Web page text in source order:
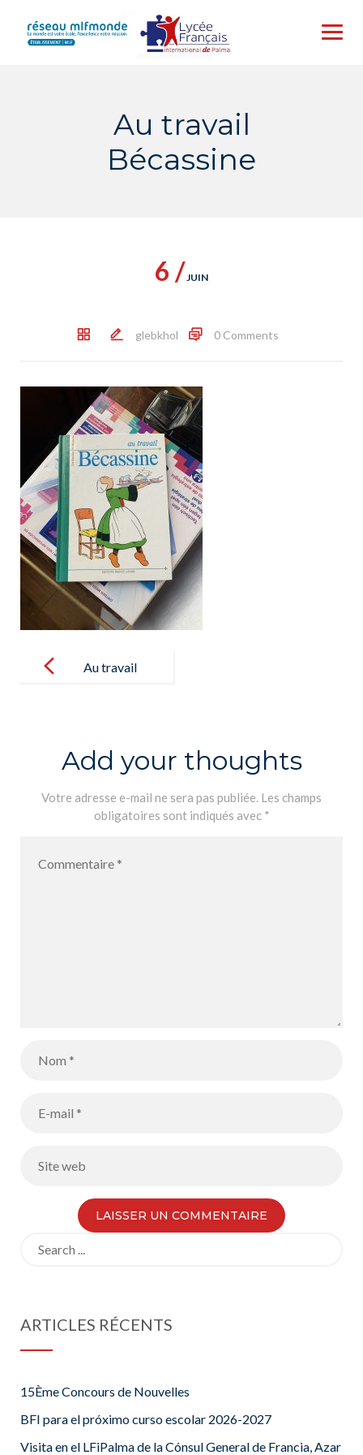
content
Au travail
Bécassine
6 /JUIN
glebkhol 0 Comments
navigation
Au travail
Add your thoughts
Votre adresse e-mail ne sera pas publiée. Les champs
obligatoires sont indiqués avec *
ARTICLES RÉCENTS
15Ème Concours de Nouvelles
BFI para el próximo curso escolar 2026-2027
Visita en el LFiPalma de la Cónsul General de Francia, Azar